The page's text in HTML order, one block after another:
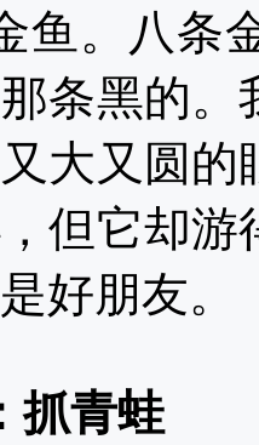
鱼。八条
条黑的
大又圆
但它却
好朋友。
抓青蛙